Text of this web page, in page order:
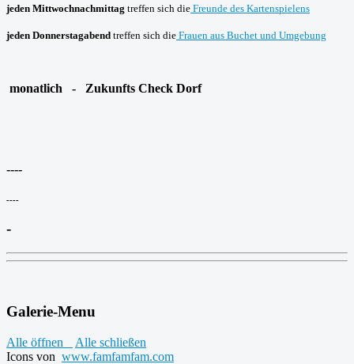
jeden Mittwochnachmittag treffen sich die Freunde des Kartenspielens
jeden Donnerstagabend treffen sich die Frauen aus Buchet und Umgebung
monatlich - Zukunfts Check Dorf
----
----
-
Galerie-Menu
Alle öffnen
Alle schließen
Icons von www.famfamfam.com